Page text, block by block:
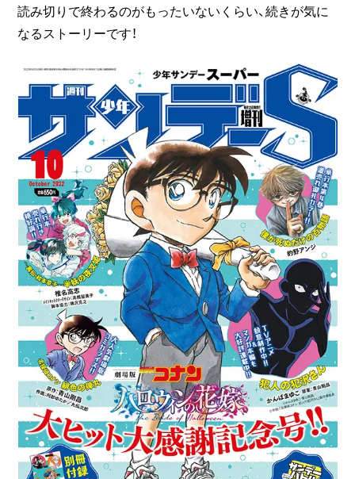
読み切りで終わるのがもったいないくらい、続きが気に
なるストーリーです！